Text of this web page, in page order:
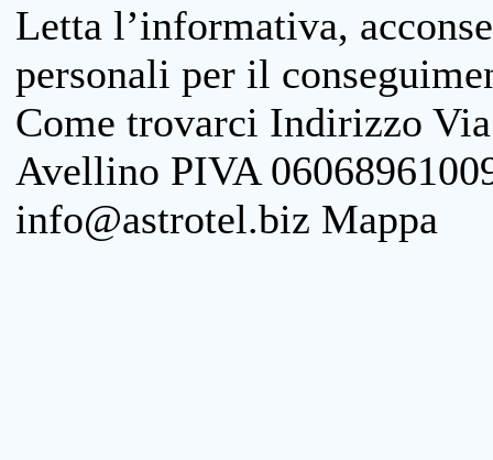
Letta l’informativa,
personali per il
Come trovarci Indirizzo
Avellino PIVA
info@astrotel.biz Mappa